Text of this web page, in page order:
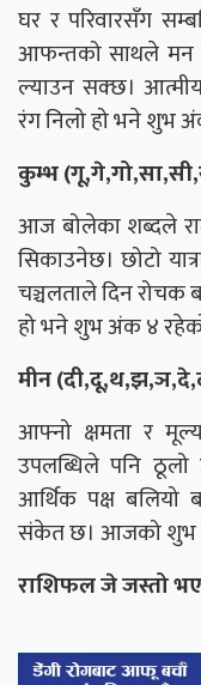
घर र परिवारसँग
आफन्तको साथले मन
ल्याउन सक्छ।
रंग निलो हो भने शुभ
कुम्भ
आज बोलेका शब्दले
सिकाउनेछ। छोटो
चञ्चलताले दिन
हो भने शुभ अंक ४
मीन
आफ्नो क्षमता र
उपलब्धिले पनि
आर्थिक पक्ष बलियो
संकेत छ। आजको शुभ
राशिफल जे जस्तो